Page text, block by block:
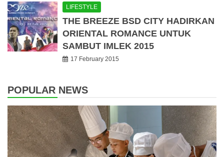
LIFESTYLE
THE BREEZE BSD CITY HADIRKAN
ORIENTAL ROMANCE UNTUK
SAMBUT IMLEK 2015
17 February 2015
POPULAR NEWS